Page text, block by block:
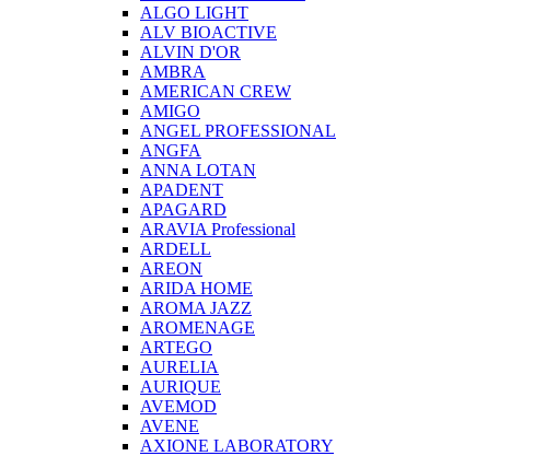
ALGO LIGHT
ALV BIOACTIVE
ALVIN D'OR
AMBRA
AMERICAN CREW
AMIGO
ANGEL PROFESSIONAL
ANGFA
ANNA LOTAN
APADENT
APAGARD
ARAVIA Professional
ARDELL
AREON
ARIDA HOME
AROMA JAZZ
AROMENAGE
ARTEGO
AURELIA
AURIQUE
AVEMOD
AVENE
AXIONE LABORATORY